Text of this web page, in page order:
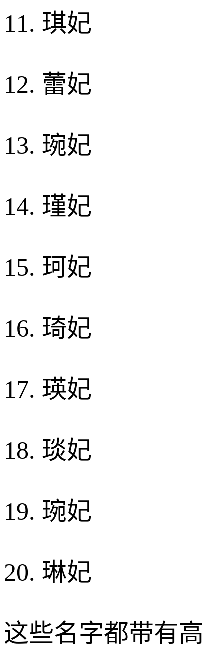
11. 琪妃
12. 蕾妃
13. 琬妃
14. 瑾妃
15. 珂妃
16. 琦妃
17. 瑛妃
18. 琰妃
19. 琬妃
20. 琳妃
这些名字都带有高